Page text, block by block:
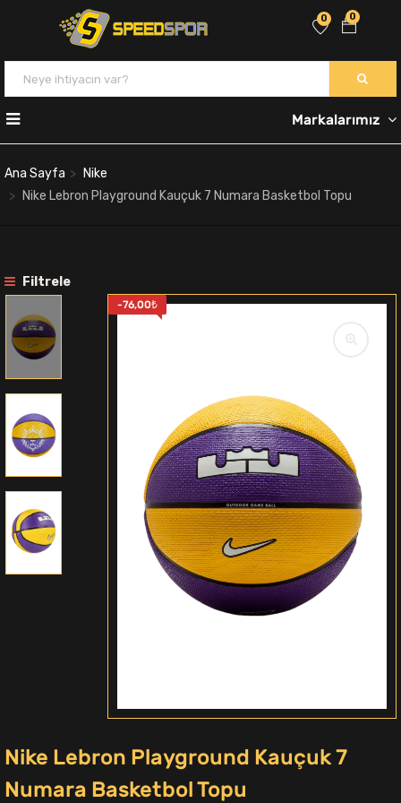
0
0
Markalarımız
Ana Sayfa
Nike
Nike Lebron Playground Kauçuk 7 Numara Basketbol Topu
Filtrele
-76,00₺
Nike Lebron Playground Kauçuk 7
Numara Basketbol Topu